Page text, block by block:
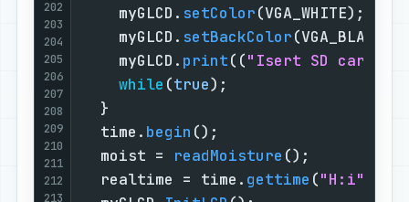
202
203
204
205
206
207
208
209
210
211
212
213
    myGLCD.
setColor
    myGLCD.
setBackColor
    myGLCD.
print(("Isert SD card
while (true
  time.
begin
  moist =
readMoisture
  realtime = time.
gettime ("H:i"